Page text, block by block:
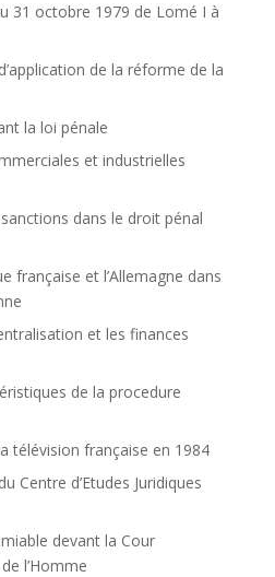
31 octobre 1979 de Lomé I à
de la réforme de la
la loi pénale
et industrielles
dans le droit pénal
française et l’Allemagne dans
et les finances
de la procedure
télévision française en 1984
Centre d’Etudes Juridiques
devant la Cour
l’Homme